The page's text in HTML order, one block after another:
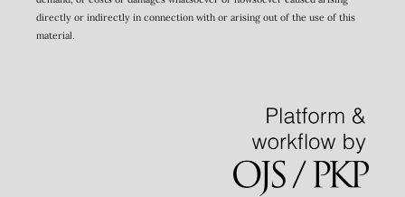
directly or indirectly in connection with or arising out of the use of this
material.